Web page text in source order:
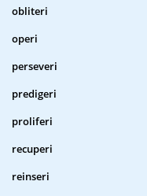
obliteri
operi
perseveri
predigeri
proliferi
recuperi
reinseri